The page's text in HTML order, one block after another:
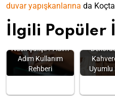
duvar yapışkanlarına da
İlgili Popüler
Silikon Tabancası
Nasıl Çalışır? Adım
Adım Kullanım
Rehberi
Uyumlu